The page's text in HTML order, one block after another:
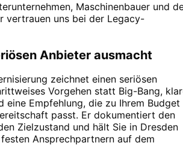
Maschinenbauer und
vertrauen uns bei der Legacy-
Anbieter ausmacht
zeichnet einen seriösen
Vorgehen statt Big-Bang,
eine Empfehlung, die zu Ihrem Budget
passt. Er dokumentiert den
Zielzustand und hält Sie in Dresden
Ansprechpartnern auf dem